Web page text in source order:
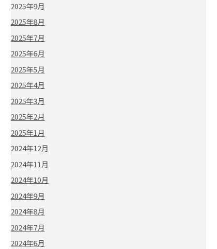
2025年9月
2025年8月
2025年7月
2025年6月
2025年5月
2025年4月
2025年3月
2025年2月
2025年1月
2024年12月
2024年11月
2024年10月
2024年9月
2024年8月
2024年7月
2024年6月